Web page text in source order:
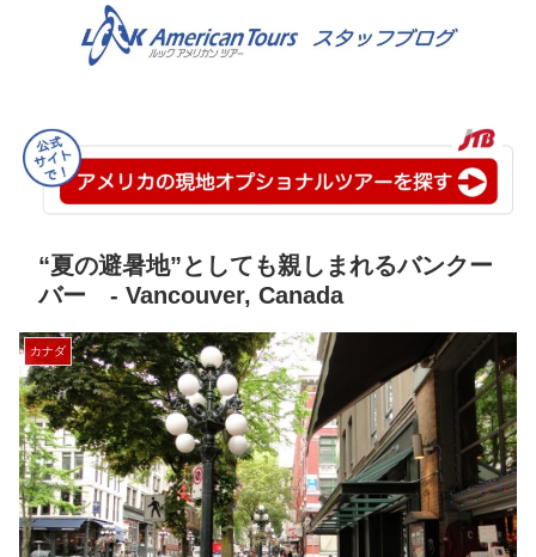
“夏の避暑地”としても親しまれるバンクー
バー - Vancouver, Canada
カナダ